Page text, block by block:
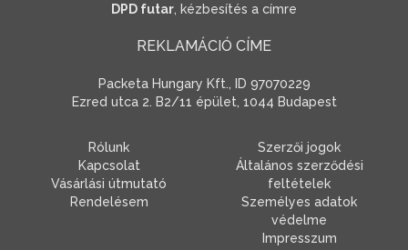
DPD futar , kézbesítés a címre
REKLAMÁCIÓ CÍME
Packeta Hungary Kft., ID 97070229
Ezred utca 2. B2/11 épület, 1044 Budapest
Rólunk
Kapcsolat
Vásárlási útmutató
Rendelésem
Szerzői jogok
Általános szerződési
feltételek
Személyes adatok
védelme
Impresszum